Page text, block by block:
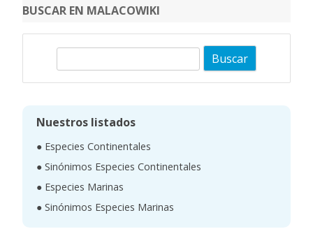
BUSCAR EN MALACOWIKI
Nuestros listados
● Especies Continentales
● Sinónimos Especies Continentales
● Especies Marinas
● Sinónimos Especies Marinas